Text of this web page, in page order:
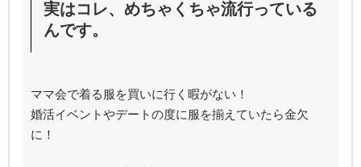
実はコレ、めちゃくちゃ流行っている
んです。
ママ会で着る服を買いに行く暇がない！
婚活イベントやデートの度に服を揃えていたら金欠
に！